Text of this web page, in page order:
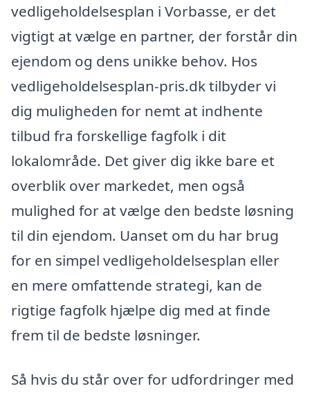
vedligeholdelsesplan i Vorbasse, er det
vigtigt at vælge en partner, der forstår din
ejendom og dens unikke behov. Hos
vedligeholdelsesplan-pris.dk tilbyder vi
dig muligheden for nemt at indhente
tilbud fra forskellige fagfolk i dit
lokalområde. Det giver dig ikke bare et
overblik over markedet, men også
mulighed for at vælge den bedste løsning
til din ejendom. Uanset om du har brug
for en simpel vedligeholdelsesplan eller
en mere omfattende strategi, kan de
rigtige fagfolk hjælpe dig med at finde
frem til de bedste løsninger.
Så hvis du står over for udfordringer med